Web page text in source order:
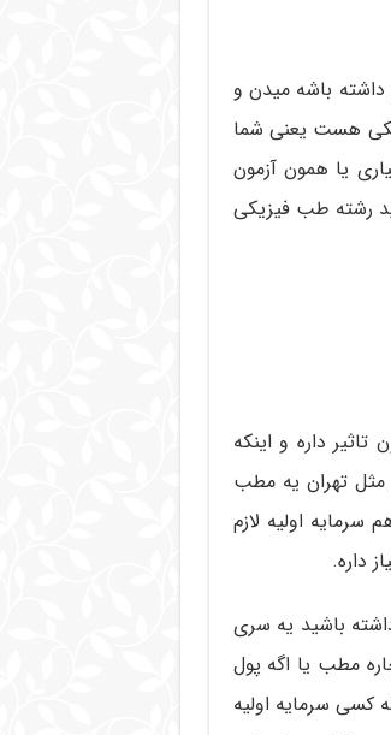
باشه میدن و
هست یعنی شما
یا همون آزمون
رشته طب فیزیکی
داره و اینکه
مثل تهران یه مطب
اولیه لازم
داره.
باشید یه سری
مطب یا اگه پول
کسی سرمایه اولیه